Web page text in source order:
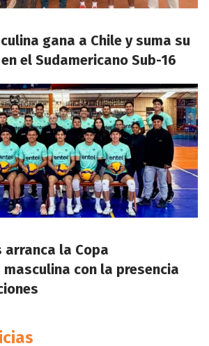
gana a Chile y suma su
el Sudamericano Sub-16
arranca la Copa
con la presencia